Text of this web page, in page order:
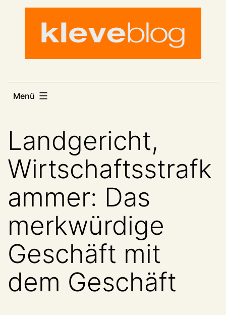
Menü
Landgericht,
Wirtschaftsstrafk
ammer: Das
merkwürdige
Geschäft mit
dem Geschäft